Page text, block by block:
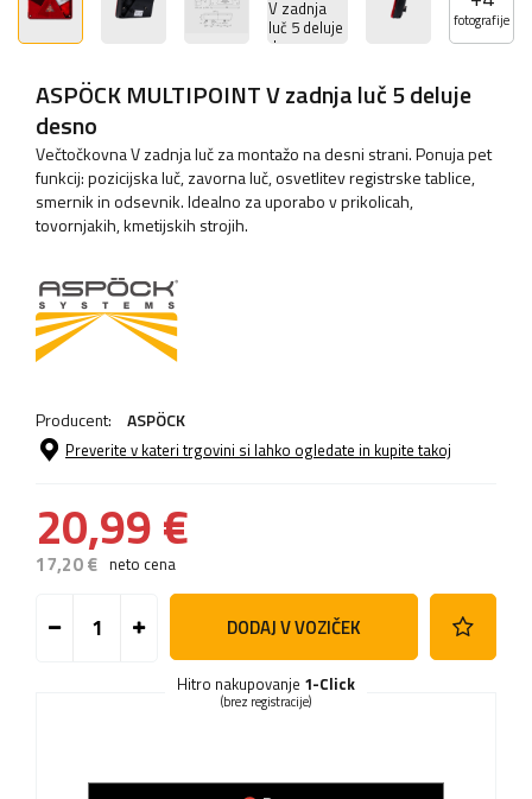
fotografije
ASPÖCK MULTIPOINT V zadnja luč 5 deluje
desno
Večtočkovna V zadnja luč za montažo na desni strani. Ponuja pet
funkcij: pozicijska luč, zavorna luč, osvetlitev registrske tablice,
smernik in odsevnik. Idealno za uporabo v prikolicah,
tovornjakih, kmetijskih strojih.
Producent: ASPÖCK
Preverite v kateri trgovini si lahko ogledate in kupite takoj
20,99 €
17,20 € neto cena
DODAJ V VOZIČEK
Hitro nakupovanje 1-Click
(brez registracije)